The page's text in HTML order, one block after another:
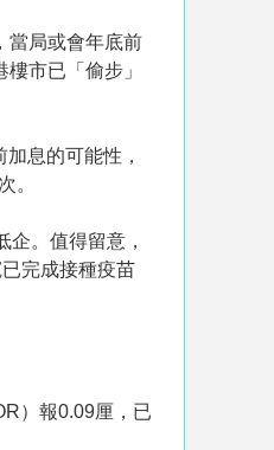
當局或會年底前
市已「偷步」
息的可能性，
。
。值得留意，
完成接種疫苗
）報0.09厘，已